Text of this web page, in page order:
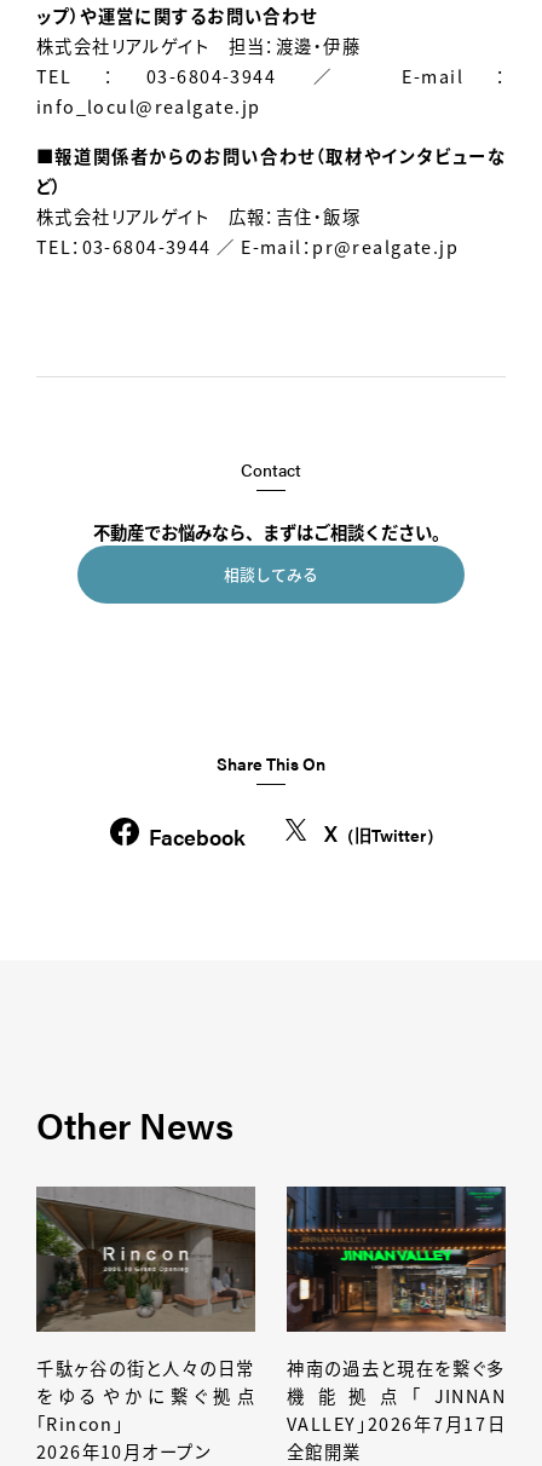
ップ）や運営に関するお問い合わせ
株式会社リアルゲイト 担当：渡邊・伊藤
TEL：03-6804-3944 ／ E-mail：
info_locul@realgate.jp
■報道関係者からのお問い合わせ（取材やインタビューな
ど）
株式会社リアルゲイト 広報：吉住・飯塚
TEL：03-6804-3944 ／ E-mail： pr@realgate.jp
Contact
不動産でお悩みなら、まずはご相談ください。
相談してみる
Share This On
Facebook X （旧Twitter）
Other News
千駄ヶ谷の街と人々の日常
をゆるやかに繋ぐ拠点
「Rincon」
2026年10月オープン
神南の過去と現在を繋ぐ多
機能拠点「JINNAN
VALLEY」2026年7月17日
全館開業